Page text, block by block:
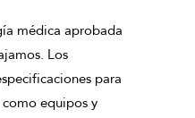
médica aprobada
Los
para
equipos y